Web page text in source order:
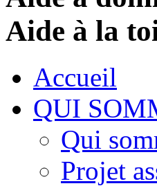
Aide à la
Accueil
QUI
Qui
Projet